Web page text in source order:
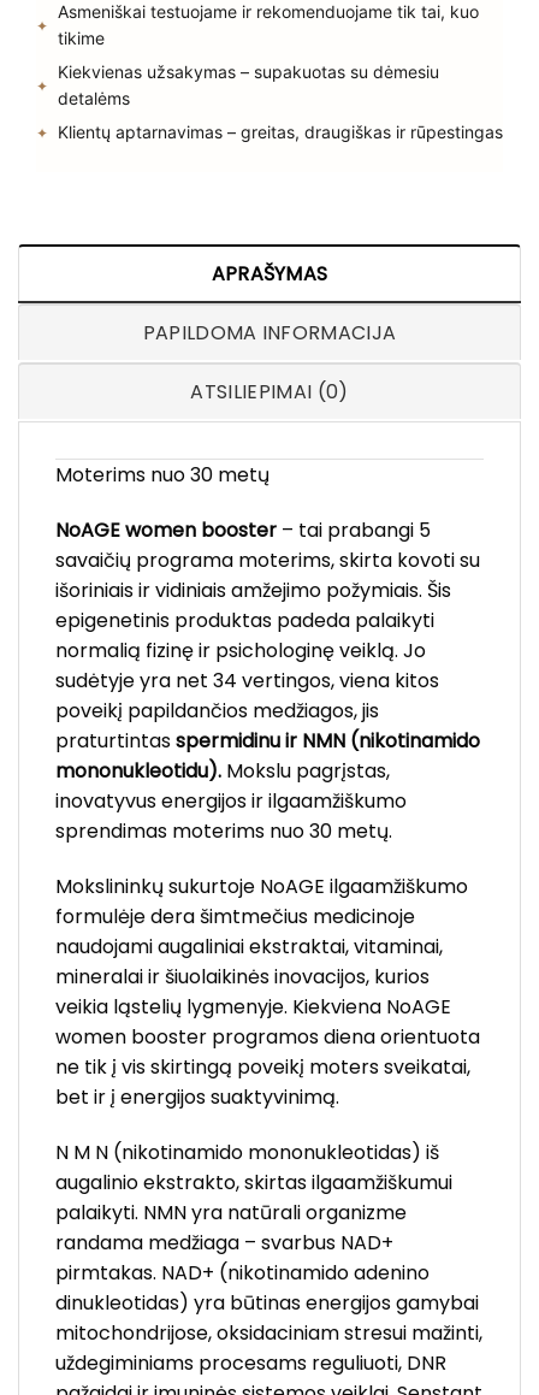
Asmeniškai testuojame ir rekomenduojame tik tai, kuo
tikime
Kiekvienas užsakymas – supakuotas su dėmesiu
detalėms
Klientų aptarnavimas – greitas, draugiškas ir rūpestingas
APRAŠYMAS
PAPILDOMA INFORMACIJA
ATSILIEPIMAI (0)
Moterims nuo 30 metų
NoAGE women booster – tai prabangi 5
savaičių programa moterims, skirta kovoti su
išoriniais ir vidiniais amžejimo požymiais. Šis
epigenetinis produktas padeda palaikyti
normalią fizinę ir psichologinę veiklą. Jo
sudėtyje yra net 34 vertingos, viena kitos
poveikį papildančios medžiagos, jis
praturtintasspermidinu ir NMN (nikotinamido
mononukleotidu). Mokslu pagrįstas,
inovatyvus energijos ir ilgaamžiškumo
sprendimas moterims nuo 30 metų.
Mokslininkų sukurtoje NoAGE ilgaamžiškumo
formulėje dera šimtmečius medicinoje
naudojami augaliniai ekstraktai, vitaminai,
mineralai ir šiuolaikinės inovacijos, kurios
veikia ląstelių lygmenyje. Kiekviena NoAGE
women booster programos diena orientuota
ne tik į vis skirtingą poveikį moters sveikatai,
bet ir į energijos suaktyvinimą.
N M N (nikotinamido mononukleotidas) iš
augalinio ekstrakto, skirtas ilgaamžiškumui
palaikyti. NMN yra natūrali organizme
randama medžiaga – svarbus NAD+
pirmtakas. NAD+ (nikotinamido adenino
dinukleotidas) yra būtinas energijos gamybai
mitochondrijose, oksidaciniam stresui mažinti,
uždegiminiams procesams reguliuoti, DNR